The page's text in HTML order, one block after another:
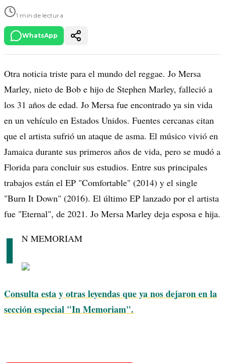
1 min de lectura
WhatsApp
Otra noticia triste para el mundo del reggae. Jo Mersa
Marley, nieto de Bob e hijo de Stephen Marley, falleció a
los 31 años de edad. Jo Mersa fue encontrado ya sin vida
en un vehículo en Estados Unidos. Fuentes cercanas citan
que el artista sufrió un ataque de asma. El músico vivió en
Jamaica durante sus primeros años de vida, pero se mudó a
Florida para concluir sus estudios. Entre sus principales
trabajos están el EP "Comfortable" (2014) y el single
"Burn It Down" (2016). El último EP lanzado por el artista
fue "Eternal", de 2021. Jo Mersa Marley deja esposa e hija.
I N MEMORIAM
Consulta esta y otras leyendas que ya nos dejaron en la
sección especial "In Memoriam".